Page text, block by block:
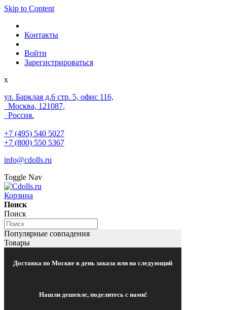
Skip to Content
Контакты
Войти
Зарегистрироваться
x
ул. Барклая д.6 стр. 5, офис 116,
Москва, 121087,
Россия.
+7 (495) 540 5027
+7 (800) 550 5367
info@cdolls.ru
Toggle Nav
Корзина
Поиск
Поиск
Популярные совпадения
Товары
Доставка по Москве в день заказа или на следующий
Нашли дешевле, поделитесь с нами!